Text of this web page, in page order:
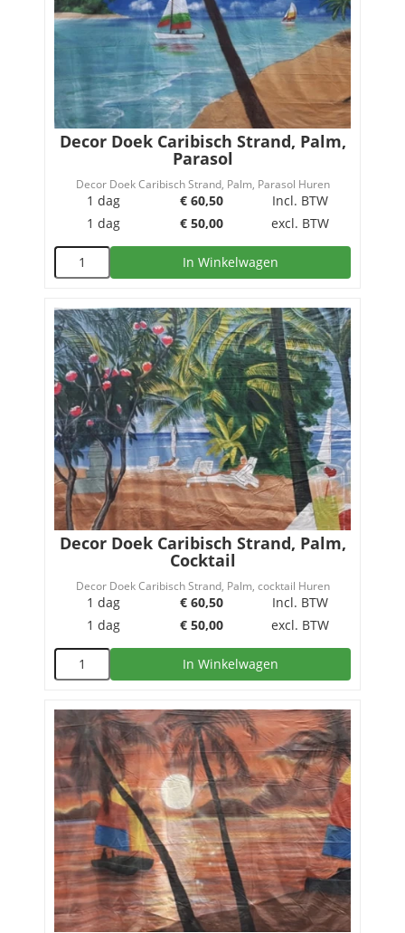
Decor Doek Caribisch Strand, Palm,
Parasol
Decor Doek Caribisch Strand, Palm, Parasol Huren
1 dag € 60,50
Incl. BTW
1 dag
€ 50,00 excl. BTW
In Winkelwagen
Decor Doek Caribisch Strand, Palm,
Cocktail
Decor Doek Caribisch Strand, Palm, cocktail Huren
1 dag € 60,50
Incl. BTW
1 dag
€ 50,00 excl. BTW
In Winkelwagen